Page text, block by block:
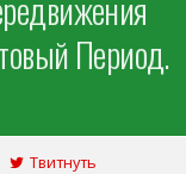
Период.
Твитнуть